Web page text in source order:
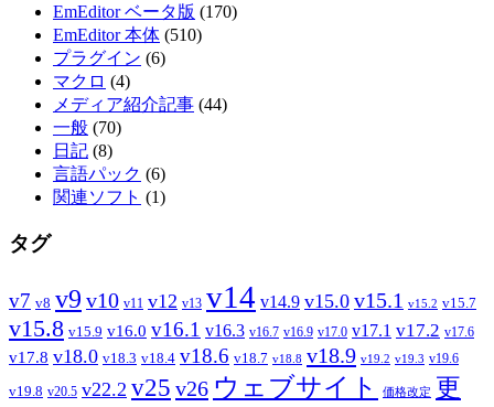
EmEditor ベータ版 (170)
EmEditor 本体 (510)
プラグイン (6)
マクロ (4)
メディア紹介記事 (44)
一般 (70)
日記 (8)
言語パック (6)
関連ソフト (1)
タグ
v7 v8 v9 v10 v11 v12 v13 v14 v14.9 v15.0 v15.1 v15.2 v15.7
v15.8 v15.9 v16.0 v16.1 v16.3 v16.7 v16.9 v17.0 v17.1 v17.2 v17.6
v17.8 v18.0 v18.3 v18.4 v18.6 v18.7 v18.8 v18.9 v19.2 v19.3 v19.6
v19.8 v20.5 v22.2 v25 v26 ウェブサイト 価格改定 更